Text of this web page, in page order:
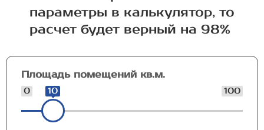
параметры в калькулятор, то
расчет будет верный на 98%
Площадь помещений кв.м.
0 100
10